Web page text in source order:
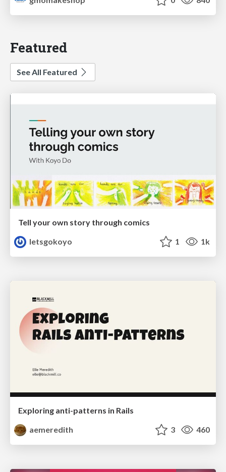
Featured
See All Featured
Tell your own story through comics
letsgokoyo
1 1k
Exploring anti-patterns in Rails
aemeredith
3 460